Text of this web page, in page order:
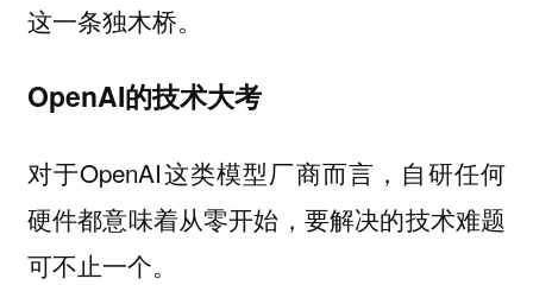
这一条独木桥。
OpenAI的技术大考
对于OpenAI这类模型厂商而言，自研任何
硬件都意味着从零开始，要解决的技术难题
可不止一个。